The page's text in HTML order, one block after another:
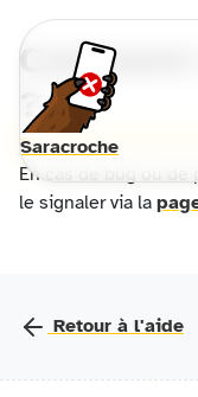
Saracroche
?
En cas de bug ou
le signaler via la
Retour à l'aide